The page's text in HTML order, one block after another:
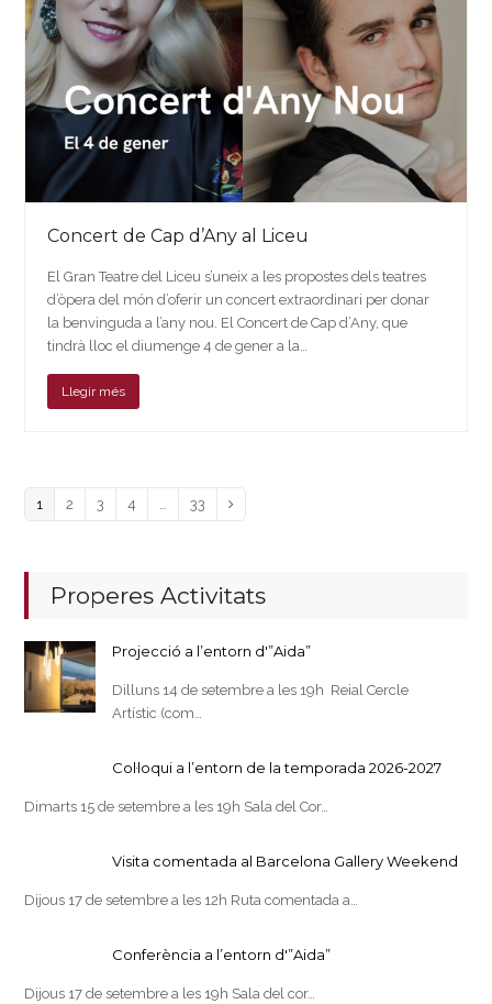
Concert de Cap d’Any al Liceu
El Gran Teatre del Liceu s’uneix a les propostes dels teatres
d’òpera del món d’oferir un concert extraordinari per donar
la benvinguda a l’any nou. El Concert de Cap d’Any, que
tindrà lloc el diumenge 4 de gener a la…
Llegir més
Page
1 Page
2 Page
3 Page
4 … Page
33 Next
Properes Activitats
Projecció a l’entorn d'”Aida”
Dilluns 14 de setembre a les 19h Reial Cercle
Artístic (com…
Col·loqui a l’entorn de la temporada 2026-2027
Dimarts 15 de setembre a les 19h Sala del Cor…
Visita comentada al Barcelona Gallery Weekend
Dijous 17 de setembre a les 12h Ruta comentada a…
Conferència a l’entorn d'”Aida”
Dijous 17 de setembre a les 19h Sala del cor…